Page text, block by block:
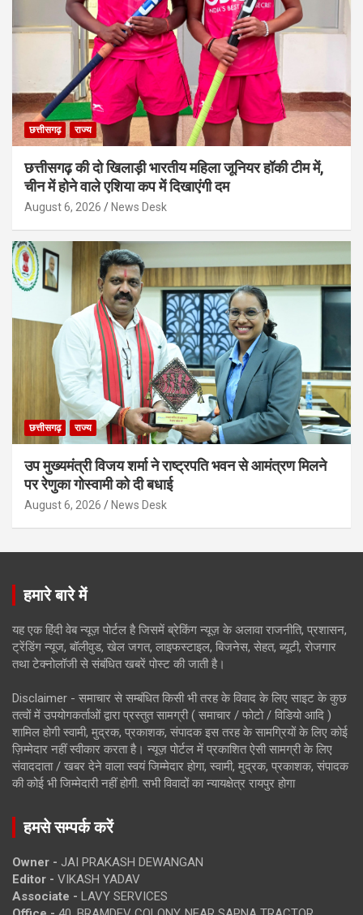
छत्तीसगढ़ राज्य
छत्तीसगढ़ की दो खिलाड़ी भारतीय महिला जूनियर हॉकी टीम में,
चीन में होने वाले एशिया कप में दिखाएंगी दम
August 6, 2026 News Desk
छत्तीसगढ़ राज्य
उप मुख्यमंत्री विजय शर्मा ने राष्ट्रपति भवन से आमंत्रण मिलने
पर रेणुका गोस्वामी को दी बधाई
August 6, 2026 News Desk
हमारे बारे में
यह एक हिंदी वेब न्यूज़ पोर्टल है जिसमें ब्रेकिंग न्यूज़ के अलावा राजनीति, प्रशासन,
ट्रेंडिंग न्यूज, बॉलीवुड, खेल जगत, लाइफस्टाइल, बिजनेस, सेहत, ब्यूटी, रोजगार
तथा टेक्नोलॉजी से संबंधित खबरें पोस्ट की जाती है।
Disclaimer - समाचार से सम्बंधित किसी भी तरह के विवाद के लिए साइट के कुछ
तत्वों में उपयोगकर्ताओं द्वारा प्रस्तुत सामग्री ( समाचार / फोटो / विडियो आदि )
शामिल होगी स्वामी, मुद्रक, प्रकाशक, संपादक इस तरह के सामग्रियों के लिए कोई
ज़िम्मेदार नहीं स्वीकार करता है। न्यूज़ पोर्टल में प्रकाशित ऐसी सामग्री के लिए
संवाददाता / खबर देने वाला स्वयं जिम्मेदार होगा, स्वामी, मुद्रक, प्रकाशक, संपादक
की कोई भी जिम्मेदारी नहीं होगी. सभी विवादों का न्यायक्षेत्र रायपुर होगा
हमसे सम्पर्क करें
Owner - JAI PRAKASH DEWANGAN
Editor - VIKASH YADAV
Associate - LAVY SERVICES